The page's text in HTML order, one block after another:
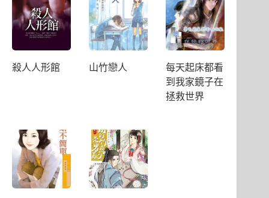
殺人人形館 山竹戀人
每天起床都看
到我家鏡子在
拯救世界